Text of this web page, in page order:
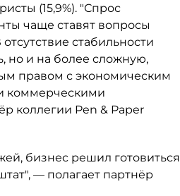
(15,9%). "Спрос
чаще ставят вопросы
стабильности
но и на более сложную,
правом с экономическим
коммерческими
коллегии Pen & Paper
бизнес решил готовиться
— полагает партнёр